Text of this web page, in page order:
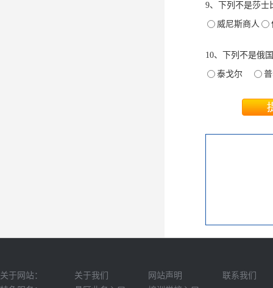
9、下列不是莎士
威尼斯商人
10、下列不是俄
泰戈尔
关于网站： 关于我们 网站声明
联系我们